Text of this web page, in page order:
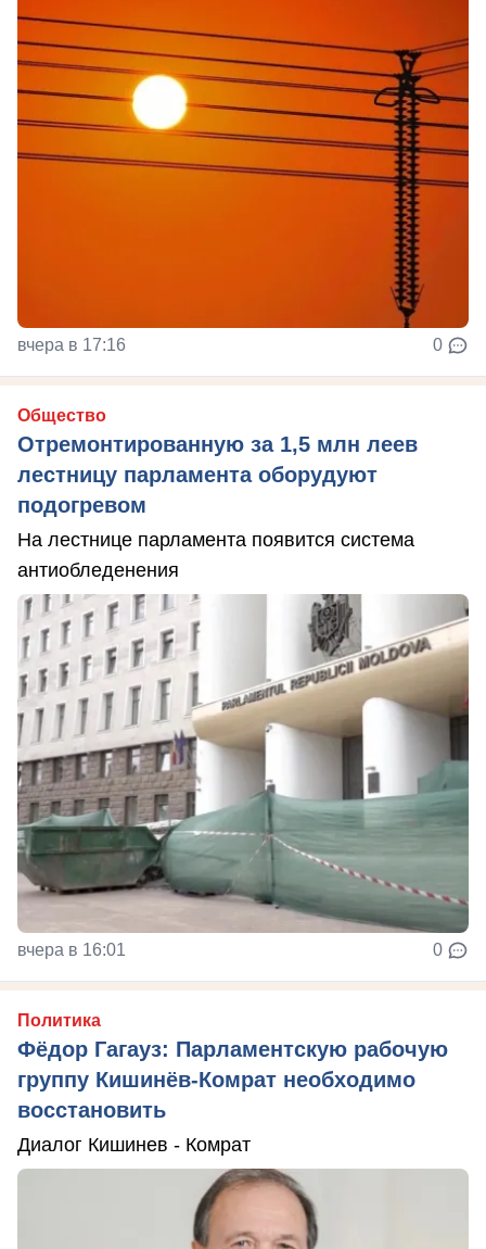
вчера в 17:16 0
Общество
Отремонтированную за 1,5 млн леев
лестницу парламента оборудуют
подогревом
На лестнице парламента появится система
антиобледенения
вчера в 16:01 0
Политика
Фёдор Гагауз: Парламентскую рабочую
группу Кишинёв-Комрат необходимо
восстановить
Диалог Кишинев - Комрат